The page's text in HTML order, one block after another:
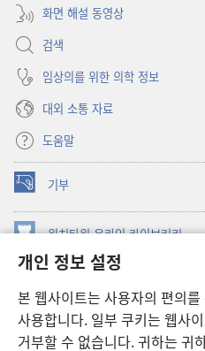
개인 정보 설정
본 웹사이트는 사용자의 편의
사용합니다. 일부 쿠키는 웹사
거부할 수 없습니다. 귀하는 귀
화면 해설 동영상
검색
임상의를 위한 의학 정보
대외 소통 자료
도움말
기부
(새로운
창
열기) 워치타워 온라인 라이브러리
창
JW Hub ®
창
열기) JW 라이브러리